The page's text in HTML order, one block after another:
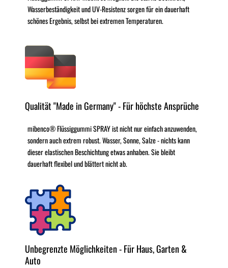
Wasserbeständigkeit und UV-Resistenz sorgen für ein dauerhaft
schönes Ergebnis, selbst bei extremen Temperaturen.
Qualität "Made in Germany" - Für höchste Ansprüche
mibenco® Flüssiggummi SPRAY ist nicht nur einfach anzuwenden,
sondern auch extrem robust. Wasser, Sonne, Salze - nichts kann
dieser elastischen Beschichtung etwas anhaben. Sie bleibt
dauerhaft flexibel und blättert nicht ab.
Unbegrenzte Möglichkeiten - Für Haus, Garten &
Auto